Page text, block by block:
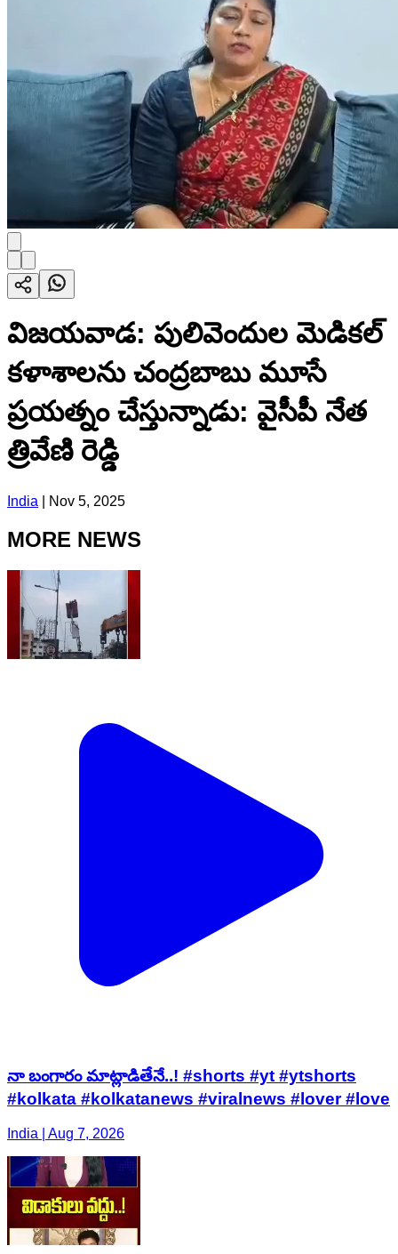
విజయవాడ: పులివెందుల మెడికల్
కళాశాలను చంద్రబాబు మూసే
ప్రయత్నం చేస్తున్నాడు: వైసీపీ నేత
త్రివేణి రెడ్డి
India Nov 5, 2025
MORE NEWS
నా బంగారం మాట్లాడితేనే..! #shorts #yt #ytshorts
#kolkata #kolkatanews #viralnews #lover #love
India | Aug 7, 2026